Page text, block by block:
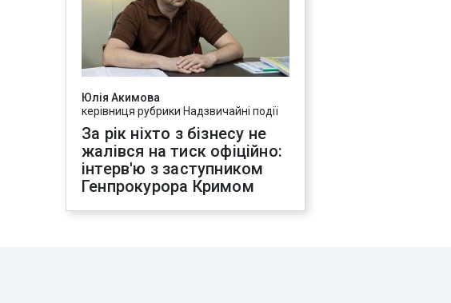
Юлія Акимова
керівниця рубрики Надзвичайні події
За рік ніхто з бізнесу не
жалівся на тиск офіційно:
інтерв'ю з заступником
Генпрокурора Кримом